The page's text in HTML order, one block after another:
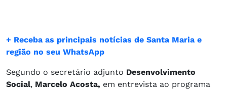
+ Receba as principais notícias de Santa Maria e
região no seu WhatsApp
Segundo o secretário adjunto Desenvolvimento
Social, ​ Marcelo Acosta, em entrevista ao programa